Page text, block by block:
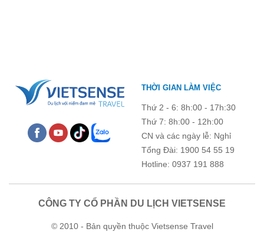
THỜI GIAN LÀM VIỆC
Thứ 2 - 6: 8h:00 - 17h:30
Thứ 7: 8h:00 - 12h:00
CN và các ngày lễ: Nghỉ
Tổng Đài: 1900 54 55 19
Hotline: 0937 191 888
CÔNG TY CỔ PHẦN DU LỊCH VIETSENSE
© 2010 - Bản quyền thuộc Vietsense Travel